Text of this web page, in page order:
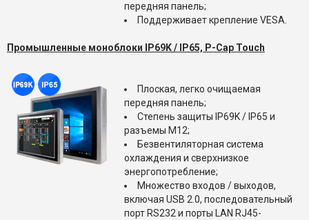
передняя панель;
Поддерживает крепление VESA.
Промышленные моноблоки IP69K / IP65, P-Cap Touch
Плоская, легко очищаемая
передняя панель;
Степень защиты IP69K / IP65 и
разъемы M12;
Безвентиляторная система
охлаждения и сверхнизкое
энергопотребление;
Множество входов / выходов,
включая USB 2.0, последовательный
порт RS232 и порты LAN RJ45-